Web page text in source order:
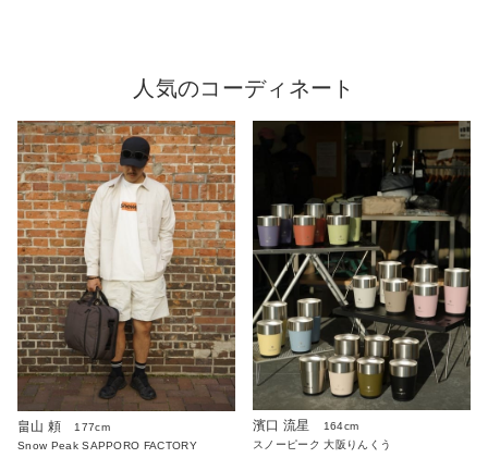
人気のコーディネート
畠山 頼
177cm
Snow Peak SAPPORO FACTORY
濱口 流星
164cm
スノーピーク 大阪りんくう